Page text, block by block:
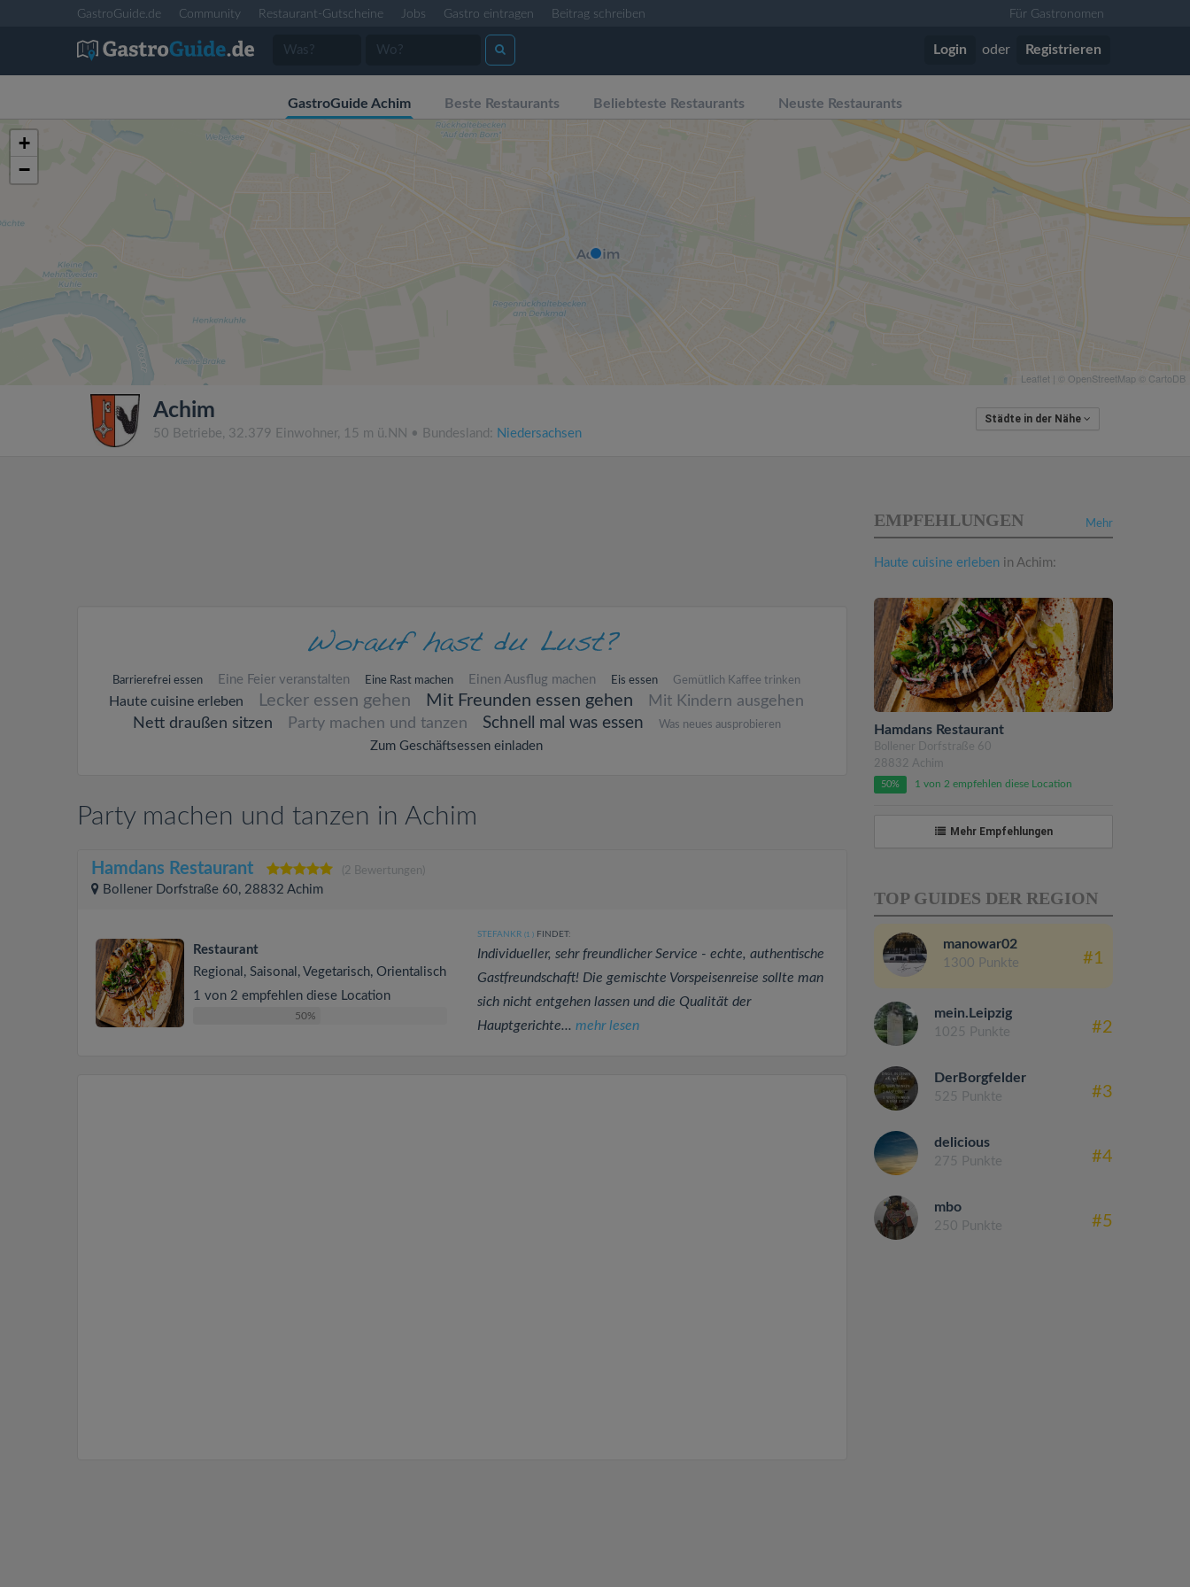
GastroGuide.de Community Restaurant-Gutscheine Jobs Gastro eintragen Beitrag schreiben Für Gastronomen
Login oder Registrieren
GastroGuide Achim Beste Restaurants Beliebteste Restaurants Neuste Restaurants
+
−
Leaflet | © OpenStreetMap © CartoDB
Achim
50 Betriebe, 32.379 Einwohner, 15 m ü.NN • Bundesland: Niedersachsen
Städte in der Nähe
Barrierefrei essen Eine Feier veranstalten Eine Rast machen Einen Ausflug machen Eis essen Gemütlich Kaffee trinken
Haute cuisine erleben Lecker essen gehen Mit Freunden essen gehen
Mit Kindern ausgehen
Nett draußen sitzen
Party machen und tanzen Schnell mal was essen Was neues ausprobieren
Zum Geschäftsessen einladen
Party machen und tanzen in Achim
Hamdans Restaurant (2 Bewertungen)
Bollener Dorfstraße 60, 28832 Achim
Restaurant
Regional, Saisonal, Vegetarisch, Orientalisch
1 von 2 empfehlen diese Location
50%
STEFANKR (1 )FINDET:
Individueller, sehr freundlicher Service - echte, authentische
Gastfreundschaft! Die gemischte Vorspeisenreise sollte man
sich nicht entgehen lassen und die Qualität der
Hauptgerichte... mehr lesen
Mehr
EMPFEHLUNGEN
Haute cuisine erleben in Achim:
Hamdans Restaurant
Bollener Dorfstraße 60
28832 Achim
50% 1 von 2 empfehlen diese Location
Mehr Empfehlungen
TOP GUIDES DER REGION
manowar02
1300 Punkte #1
mein.Leipzig
1025 Punkte #2
DerBorgfelder
525 Punkte #3
delicious
275 Punkte #4
mbo
250 Punkte #5